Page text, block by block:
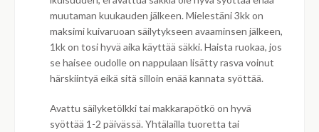
muutaman kuukauden jälkeen. Mielestäni 3kk on
maksimi kuivaruoan säilytykseen avaaminsen jälkeen,
1kk on tosi hyvä aika käyttää säkki. Haista ruokaa, jos
se haisee oudolle on nappulaan lisätty rasva voinut
härskiintyä eikä sitä silloin enää kannata syöttää.
Avattu säilyketölkki tai makkarapötkö on hyvä
syöttää 1-2 päivässä. Yhtälailla tuoretta tai